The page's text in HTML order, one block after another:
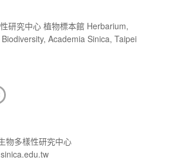
研究中心 植物標本館 Herbarium,
Academia Sinica, Taipei
物多樣性研究中心